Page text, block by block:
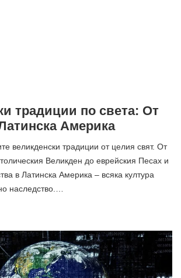
традиции по света: От
Америка
великденски традиции от целия свят. От
Великден до еврейския Песах и
в Латинска Америка – всяка култура
наследство.…